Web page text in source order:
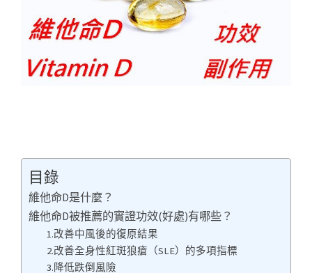
目錄
維他命D是什麼？
維他命D被推薦的實證功效(好處)有哪些？
1.改善中風後的復原結果
2.改善全身性紅斑狼瘡（SLE）的多項指標
3.降低跌倒風險